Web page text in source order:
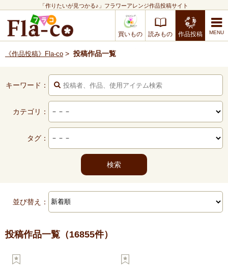
「作りたいが見つかる♪」フラワーアレンジ作品投稿サイト
買いもの 読みもの 作品投稿
《作品投稿》Fla-co > 投稿作品一覧
キーワード：
カテゴリ：
タグ：
並び替え：
投稿作品一覧 （16855件）